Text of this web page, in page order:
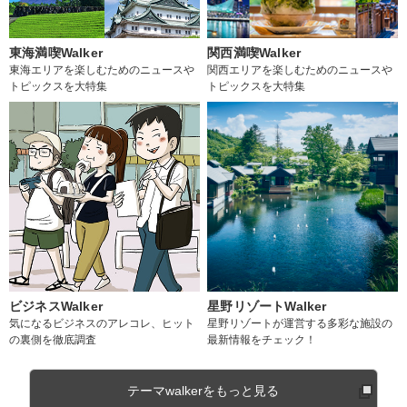
東海満喫Walker
東海エリアを楽しむためのニュースや
トピックスを大特集
関西満喫Walker
関西エリアを楽しむためのニュースや
トピックスを大特集
ビジネスWalker
気になるビジネスのアレコレ、ヒット
の裏側を徹底調査
星野リゾートWalker
星野リゾートが運営する多彩な施設の
最新情報をチェック！
テーマwalkerをもっと見る